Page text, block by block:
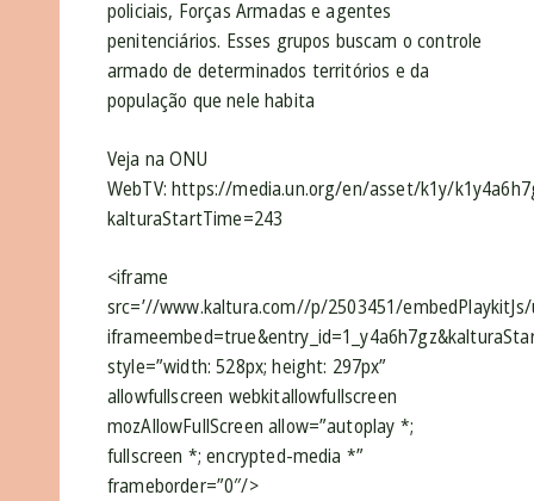
policiais, Forças Armadas e agentes
penitenciários. Esses grupos buscam o controle
armado de determinados territórios e da
população que nele habita
Veja na ONU
WebTV: https://media.un.org/en/asset/k1y/
kalturaStartTime=243
<iframe
src=’//www.kaltura.com//p/2503451/
style=”width: 528px; height: 297px”
allowfullscreen webkitallowfullscreen
mozAllowFullScreen allow=”autoplay *;
fullscreen *; encrypted-media *”
frameborder=”0″/>